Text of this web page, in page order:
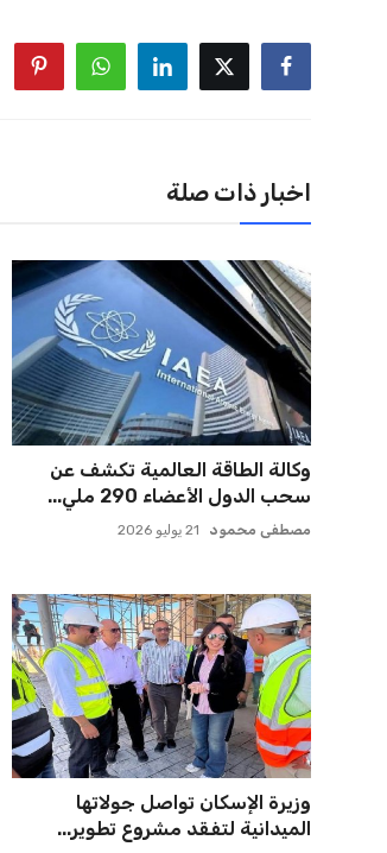
اخبار ذات صلة
وكالة الطاقة العالمية تكشف عن
سحب الدول الأعضاء 290 ملي...
مصطفى محمود 21 يوليو 2026
وزيرة الإسكان تواصل جولاتها
الميدانية لتفقد مشروع تطوير...